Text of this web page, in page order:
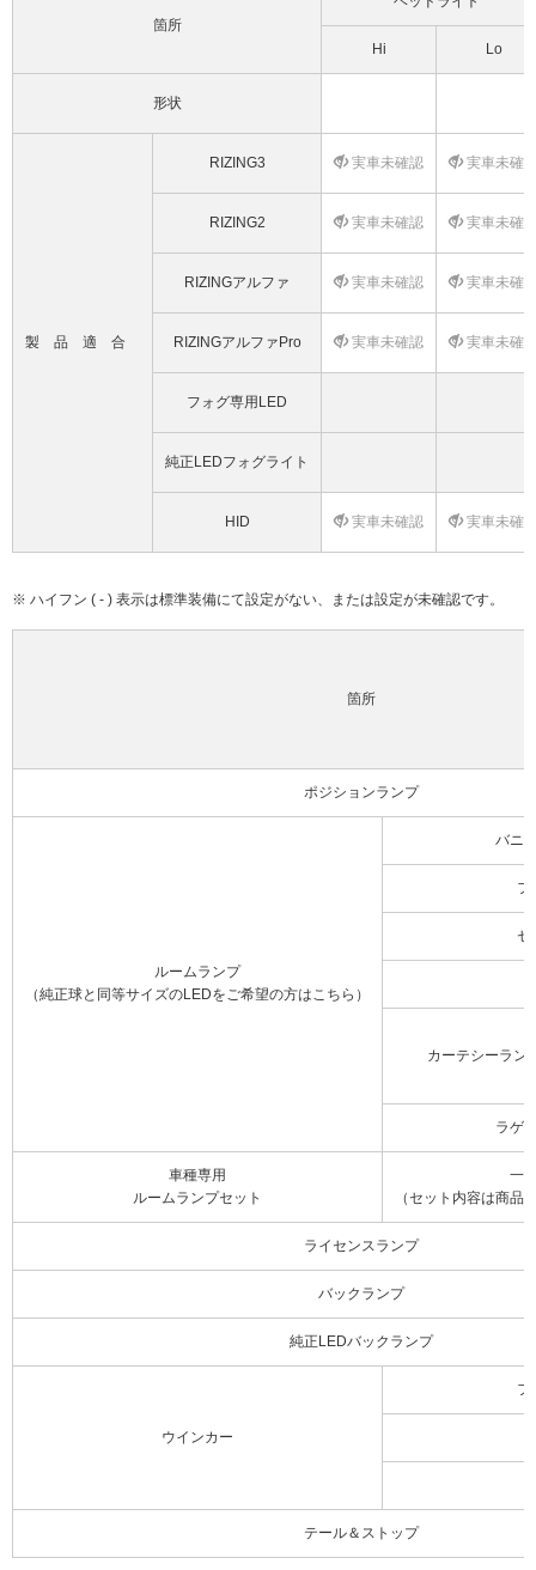
箇所
Hi Lo
形状
製品適合
RIZING3 実車未確認 実車未確
RIZING2 実車未確認 実車未確
RIZINGアルファ 実車未確認 実車未確
RIZINGアルファPro 実車未確認 実車未確
フォグ専用LED
純正LEDフォグライト
HID 実車未確認 実車未確
※ ハイフン ( - ) 表示は標準装備にて設定がない、または設定が未確認です。
箇所
ポジションランプ
ルームランプ
（純正球と同等サイズのLEDをご希望の方はこちら）
バニ
フ
セ
カーテシーラン
ラゲ
車種専用
ルームランプセット
一
（セット内容は商品
ライセンスランプ
バックランプ
純正LEDバックランプ
ウインカー
フ
テール＆ストップ